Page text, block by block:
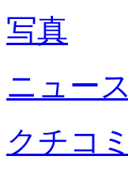
写真
ニュース
クチコミ